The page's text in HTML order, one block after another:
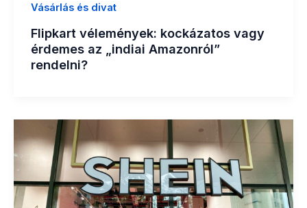
Vásárlás és divat
Flipkart vélemények: kockázatos vagy
érdemes az „indiai Amazonról”
rendelni?